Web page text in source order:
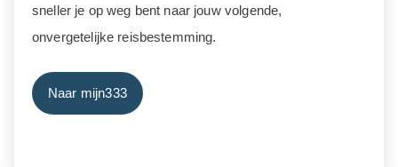
sneller je op weg bent naar jouw volgende,
onvergetelijke reisbestemming.
Naar mijn333